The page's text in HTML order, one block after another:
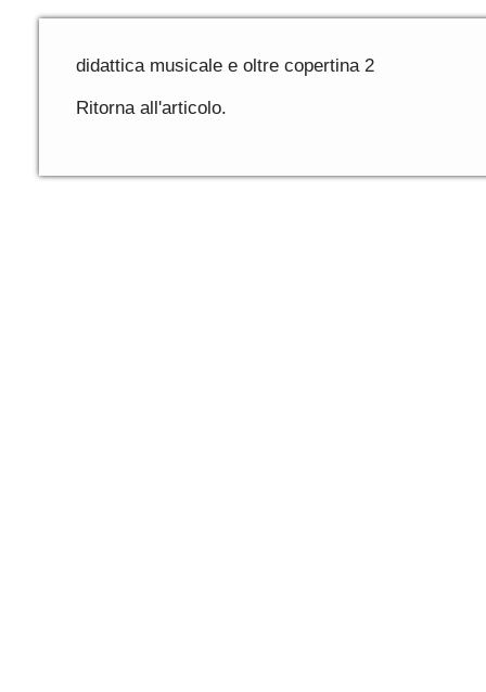
didattica musicale e oltre copertina 2
Ritorna all'articolo.